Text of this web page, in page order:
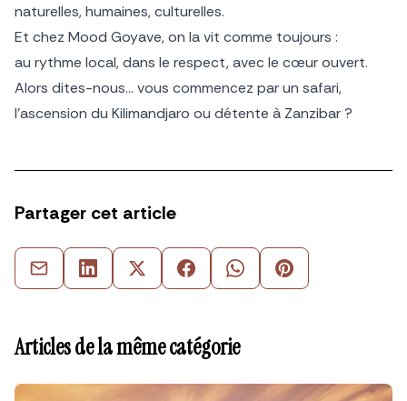
naturelles, humaines, culturelles.
Et chez Mood Goyave, on la vit comme toujours :
au rythme local, dans le respect, avec le cœur ouvert.
Alors dites-nous… vous commencez par un safari,
l’ascension du Kilimandjaro ou détente à Zanzibar ?
Partager cet article
Articles de la même catégorie